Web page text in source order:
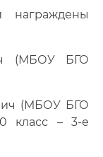
(МБОУ БГО
(МБОУ БГО
класс – 3-е